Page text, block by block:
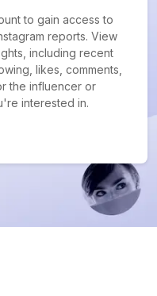
to gain access to
reports. View
including recent
likes, comments,
the influencer or
interested in.